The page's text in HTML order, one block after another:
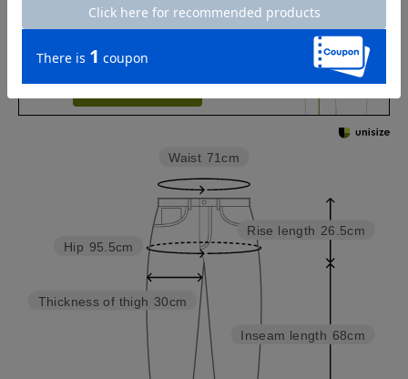
Check the recommended size
Try this item on
Inseam length 68cm
Rise length 26.5cm
Thickness of thigh 30cm
Hip 95.5cm
Waist 71cm